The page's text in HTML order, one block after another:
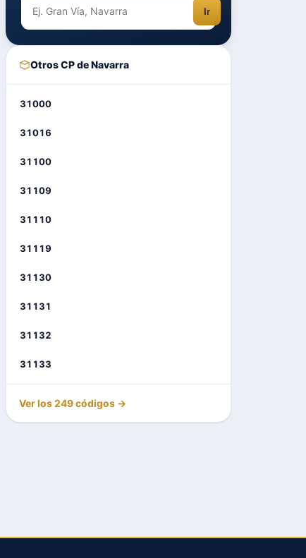
Ir
Otros CP de Navarra
31000
31016
31100
31109
31110
31119
31130
31131
31132
31133
Ver los 249 códigos →